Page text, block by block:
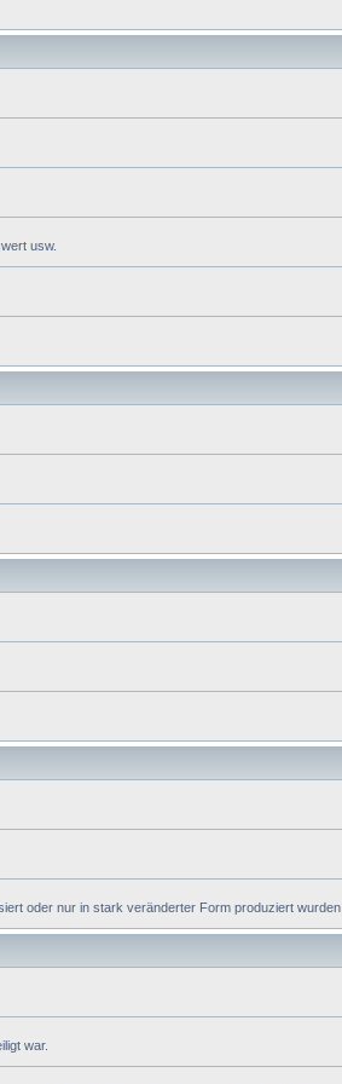
usw.
oder nur in stark veränderter Form produziert wurden.
war.